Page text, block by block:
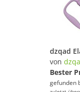
von
Bester
gefunden